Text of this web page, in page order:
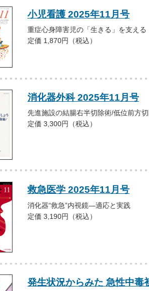
小児看護 2025年11月号
重症心身障害児の「生きる」を支える
定価 1,870円（税込）
消化器外科 2025年11月号
先進施設の結腸右半切除術/低位前方
定価 3,300円（税込）
救急医学 2025年11月号
消化器“救急”内視鏡―適応と実践
定価 3,190円（税込）
発生状況からみた 急性中